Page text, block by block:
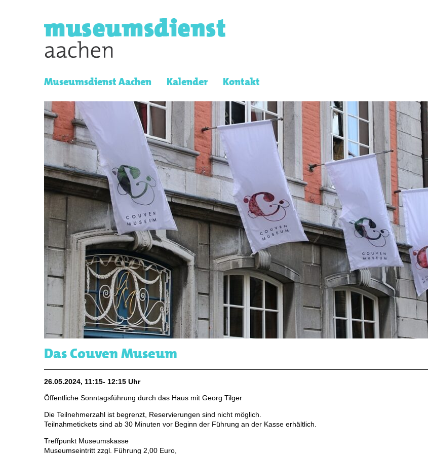
Museumsdienst Aachen Kalender Kontakt
Das Couven Museum
26.05.2024, 11:15- 12:15 Uhr
Öffentliche Sonntagsführung durch das Haus mit Georg Tilger
Die Teilnehmerzahl ist begrenzt, Reservierungen sind nicht möglich.
Teilnahmetickets sind ab 30 Minuten vor Beginn der Führung an der Kasse erhältlich.
Treffpunkt Museumskasse
Museumseintritt zzgl. Führung 2,00 Euro,